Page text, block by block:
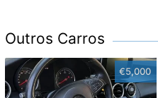
Outros Carros
€5,000